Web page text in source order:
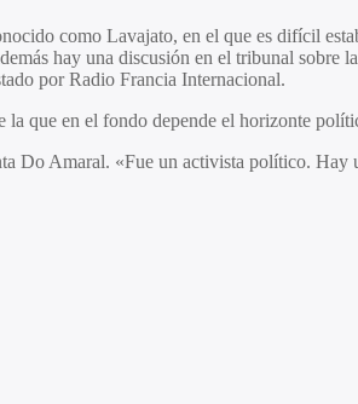
como Lavajato, en el que es difícil
hay una discusión en el tribunal sobre
por Radio Francia Internacional.
la que en el fondo depende el horizonte
Amaral. «Fue un activista político. Hay